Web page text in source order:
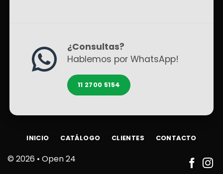
¿Consultas?
Hablemos por WhatsApp!
11 2700 5154
© 2026 • Open 24
INICIO CATÁLOGO CLIENTES CONTACTO